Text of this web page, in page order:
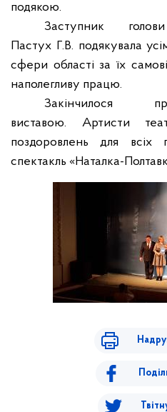
подякою.
Заступник голови
Пастух Г.В. подякувала
сфери області за їх
наполегливу працю.
Закінчилося
виставою. Артисти
поздоровлень для всіх
спектакль «Наталка-